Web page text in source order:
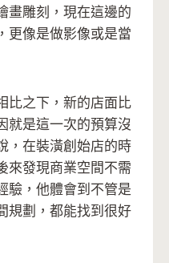
畫雕刻，現在這邊的
更像是做影像或是當
比之下，新的店面比
就是這一次的預算沒
，在裝潢創始店的時
來發現商業空間不需
驗，他體會到不管是
規劃，都能找到很好